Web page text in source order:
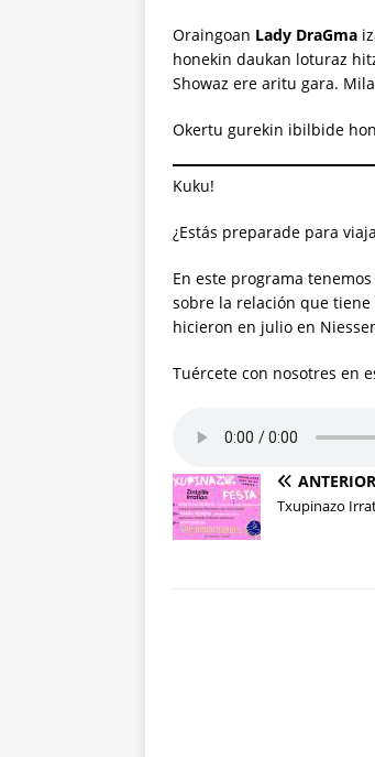
Oraingoan Lady DraGma
honekin daukan loturaz
Showaz ere aritu gara.
Okertu gurekin ibilbide
Kuku!
¿Estás preparade para
En este programa
sobre la relación que
hicieron en julio en
Tuércete con nosotres en
ANTERIOR
Txupinazo